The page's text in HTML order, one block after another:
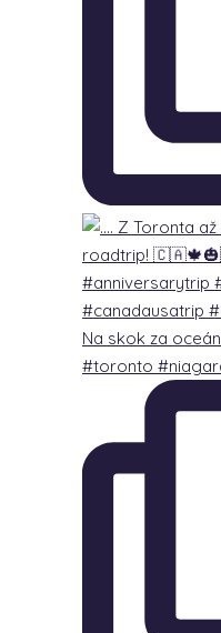
Na skok za
#toronto